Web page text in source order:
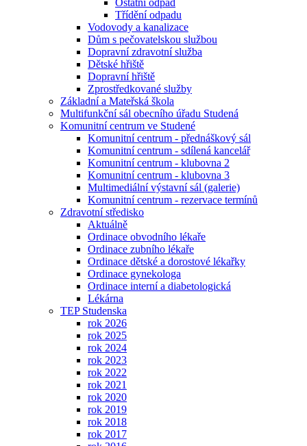
Ostatní odpad
Třídění odpadu
Vodovody a kanalizace
Dům s pečovatelskou službou
Dopravní zdravotní služba
Dětské hřiště
Dopravní hřiště
Zprostředkované služby
Základní a Mateřská škola
Multifunkční sál obecního úřadu Studená
Komunitní centrum ve Studené
Komunitní centrum - přednáškový sál
Komunitní centrum - sdílená kancelář
Komunitní centrum - klubovna 2
Komunitní centrum - klubovna 3
Multimediální výstavní sál (galerie)
Komunitní centrum - rezervace termínů
Zdravotní středisko
Aktuálně
Ordinace obvodního lékaře
Ordinace zubního lékaře
Ordinace dětské a dorostové lékařky
Ordinace gynekologa
Ordinace interní a diabetologická
Lékárna
TEP Studenska
rok 2026
rok 2025
rok 2024
rok 2023
rok 2022
rok 2021
rok 2020
rok 2019
rok 2018
rok 2017